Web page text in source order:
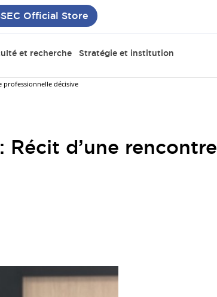
Official Store
et recherche Stratégie et institution
professionnelle décisive
Récit d’une rencontre